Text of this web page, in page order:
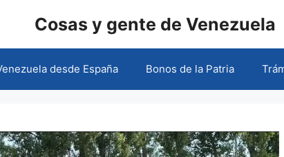
Cosas y gente de Venezuela
desde España Bonos de la Patria